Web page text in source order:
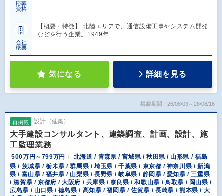
応募
資格
会社
概要
【概要・特徴】 北陸エリアで、通信設備工事やシステム開発
などを行う企業。1949年…
気になる 詳細を見る
掲載期間：26/08/03～26/08/16
再掲載 設計（建築）
大手建設コンサルタント、建築調査、計画、設計、施
工監理業務
500万円～799万円
北海道 / 青森県 / 宮城県 / 秋田県 / 山形県 / 福島
県 / 茨城県 / 栃木県 / 群馬県 / 埼玉県 / 千葉県 / 東京都 / 神奈川県 / 新潟
県 / 富山県 / 福井県 / 山梨県 / 長野県 / 岐阜県 / 静岡県 / 愛知県 / 三重県
/ 滋賀県 / 京都府 / 大阪府 / 兵庫県 / 奈良県 / 和歌山県 / 鳥取県 / 岡山県 /
広島県 / 山口県 / 徳島県 / 高知県 / 福岡県 / 佐賀県 / 長崎県 / 熊本県 / 大